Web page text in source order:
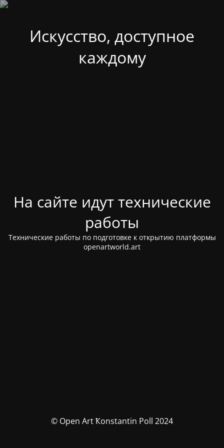
Искусство, доступное
каждому
На сайте идут технические
работы
Технические работы по подготовке к открытию платформы
openartworld.art
© Open Art Ҟonstantin Poll 2024